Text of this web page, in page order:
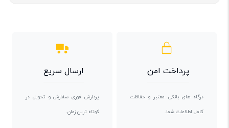
پرداخت امن
درگاه های بانکی معتبر و حفاظت
کامل اطلاعات شما.
ارسال سریع
پردازش فوری سفارش و تحویل در
کوتاه ترین زمان.